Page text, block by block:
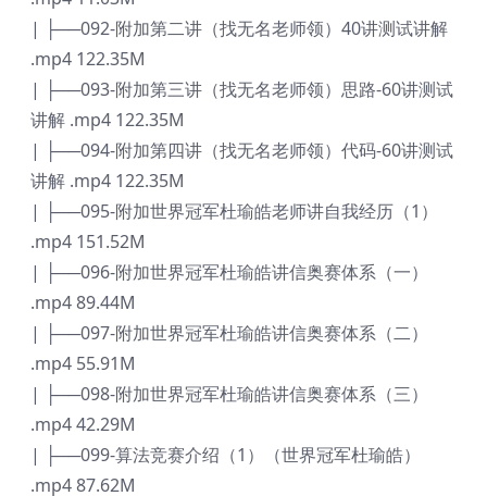
| ├──092-附加第二讲（找无名老师领）40讲测试讲解
.mp4 122.35M
| ├──093-附加第三讲（找无名老师领）思路-60讲测试
讲解 .mp4 122.35M
| ├──094-附加第四讲（找无名老师领）代码-60讲测试
讲解 .mp4 122.35M
| ├──095-附加世界冠军杜瑜皓老师讲自我经历（1）
.mp4 151.52M
| ├──096-附加世界冠军杜瑜皓讲信奥赛体系（一）
.mp4 89.44M
| ├──097-附加世界冠军杜瑜皓讲信奥赛体系（二）
.mp4 55.91M
| ├──098-附加世界冠军杜瑜皓讲信奥赛体系（三）
.mp4 42.29M
| ├──099-算法竞赛介绍（1）（世界冠军杜瑜皓）
.mp4 87.62M